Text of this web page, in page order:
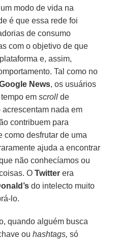
modo de vida na
é que essa rede foi
de consumo
com o objetivo de que
e, assim,
Tal como no
News, os usuários
tempo emscroll de
nada em
contribuem para
como desfrutar de uma
ajuda a encontrar
não conhecíamos ou
OTwitter era
do intelecto muito
lo.
quando alguém busca
ouhashtags, só